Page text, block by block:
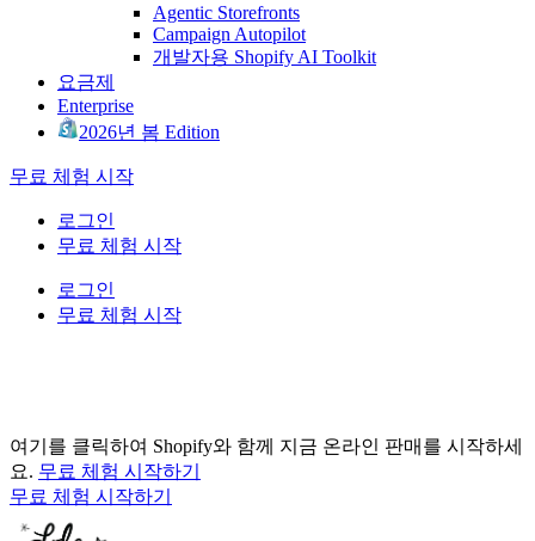
Agentic Storefronts
Campaign Autopilot
개발자용 Shopify AI Toolkit
요금제
Enterprise
2026년 봄 Edition
무료 체험 시작
로그인
무료 체험 시작
로그인
무료 체험 시작
여기를 클릭하여 Shopify와 함께 지금 온라인 판매를 시작하세
요. 무료 체험 시작하기
무료 체험 시작하기